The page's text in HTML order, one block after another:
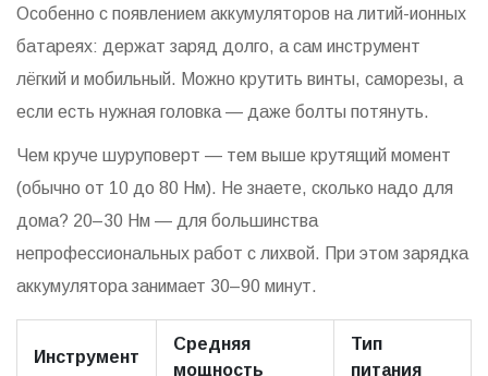
Особенно с появлением аккумуляторов на литий-ионных
батареях: держат заряд долго, а сам инструмент
лёгкий и мобильный. Можно крутить винты, саморезы, а
если есть нужная головка — даже болты потянуть.
Чем круче шуруповерт — тем выше крутящий момент
(обычно от 10 до 80 Нм). Не знаете, сколько надо для
дома? 20–30 Нм — для большинства
непрофессиональных работ с лихвой. При этом зарядка
аккумулятора занимает 30–90 минут.
Инструмент
Средняя
мощность
Тип
питания